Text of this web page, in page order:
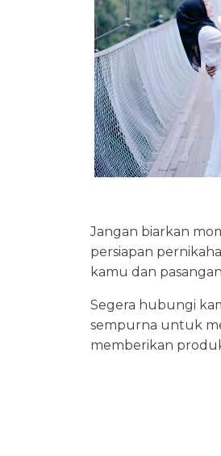
Jangan biarkan
persiapan
kamu dan
Segera hubungi
sempurna untuk
memberikan